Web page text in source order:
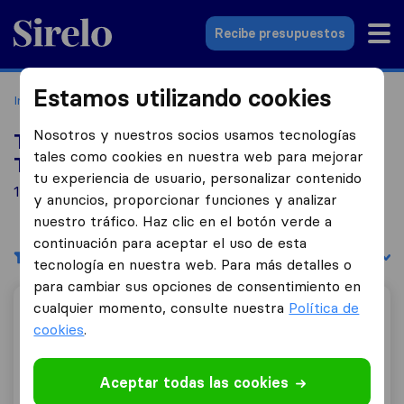
Sirelo.es
Recibe presupuestos
Inicio Empresas de mudanzas Tamaraceite
Top 10 empresas de mudanzas en
Tamaraceite
10 empresas de mudanzas encontradas en Tamaraceite
Filtrar Ordenar por:
Gil Stauffer
3,7
Estamos utilizando cookies
Nosotros y nuestros socios usamos tecnologías
tales como cookies en nuestra web para mejorar
tu experiencia de usuario, personalizar contenido
y anuncios, proporcionar funciones y analizar
nuestro tráfico. Haz clic en el botón verde a
continuación para aceptar el uso de esta
tecnología en nuestra web. Para más detalles o
para cambiar sus opciones de consentimiento en
cualquier momento, consulte nuestra Política de
cookies.
Aceptar todas las cookies